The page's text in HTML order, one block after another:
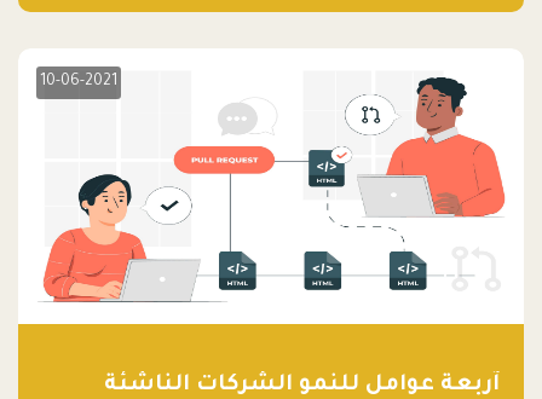
10-06-2021
آربعة عوامل للنمو الشركات الناشئة